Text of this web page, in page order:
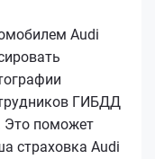
Audi
ГИБДД
Это поможет
страховка Audi